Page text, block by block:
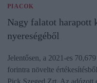
PIACOK
Nagy falatot harapott
nyereségéből
Jelentősen, a 2021-es
forintra növelte
Pick Szeged Zrt. Az adózott